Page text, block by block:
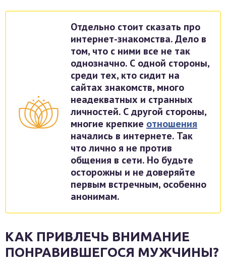
Отдельно стоит сказать про
интернет-знакомства. Дело в
том, что с ними все не так
однозначно. С одной стороны,
среди тех, кто сидит на
сайтах знакомств, много
неадекватных и странных
личностей. С другой стороны,
многие крепкие отношения
начались в интернете. Так
что лично я не против
общения в сети. Но будьте
осторожны и не доверяйте
первым встречным, особенно
анонимам.
КАК ПРИВЛЕЧЬ ВНИМАНИЕ
ПОНРАВИВШЕГОСЯ МУЖЧИНЫ?